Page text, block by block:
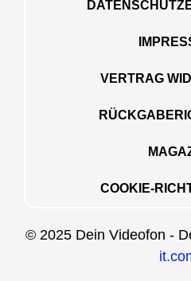
VERTRAG
COOKIE-
© 2025 Dein Videofon -